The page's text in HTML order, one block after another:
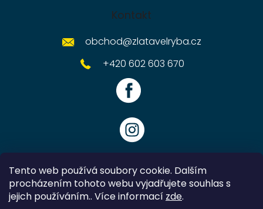
Tento web používá soubory cookie. Dalším
procházením tohoto webu vyjadřujete souhlas s
jejich používáním.. Více informací zde.
Kontakt
obchod@zlatavelryba.cz
+420 602 603 670